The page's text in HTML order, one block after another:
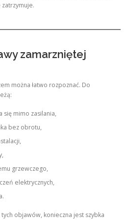
zatrzymuje.
zamarzniętej
można łatwo rozpoznać. Do
się mimo zasilania,
bez obrotu,
grzewczego,
elektrycznych,
objawów, konieczna jest szybka